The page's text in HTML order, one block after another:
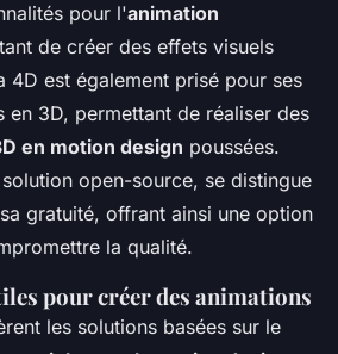
pour l'animation
de créer des effets visuels
4D est également prisé pour ses
en 3D, permettant de réaliser des
en motion design poussées.
open-source, se distingue
gratuité, offrant ainsi une option
la qualité.
pour créer des animations
les solutions basées sur le